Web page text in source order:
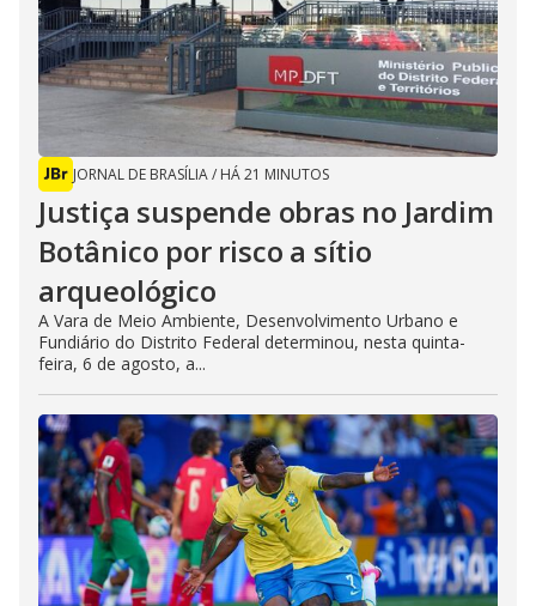
JORNAL DE BRASÍLIA/ HÁ 21 MINUTOS
Justiça suspende obras no Jardim
Botânico por risco a sítio
arqueológico
A Vara de Meio Ambiente, Desenvolvimento Urbano e
Fundiário do Distrito Federal determinou, nesta quinta-
feira, 6 de agosto, a...